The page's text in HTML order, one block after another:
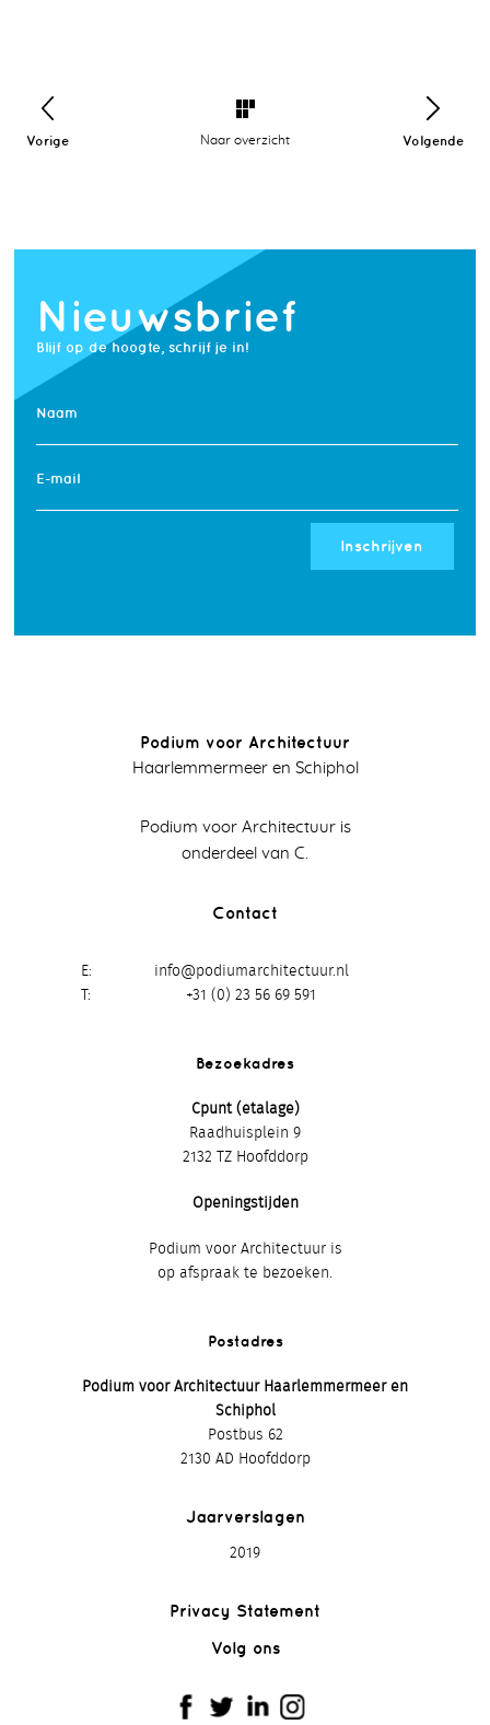
Vorige Naar overzicht Volgende
Nieuwsbrief
Blijf op de hoogte, schrijf je in!
Naam
E-mail
Inschrijven
Podium voor Architectuur
Haarlemmermeer en Schiphol
Podium voor Architectuur is
onderdeel van C.
Contact
E
info@podiumarchitectuur.nl
+31 (0) 23 56 69 591
Bezoekadres
Cpunt (etalage)
Raadhuisplein 9
2132 TZ Hoofddorp
Openingstijden
Podium voor Architectuur is
op afspraak te bezoeken.
Postadres
Podium voor Architectuur Haarlemmermeer en
Schiphol
Postbus 62
2130 AD Hoofddorp
Jaarverslagen
2019
Privacy Statement
Volg ons